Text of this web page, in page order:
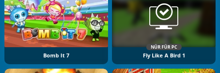
Bomb It 7
NÜR FÜR PC
Fly Like A Bird 1